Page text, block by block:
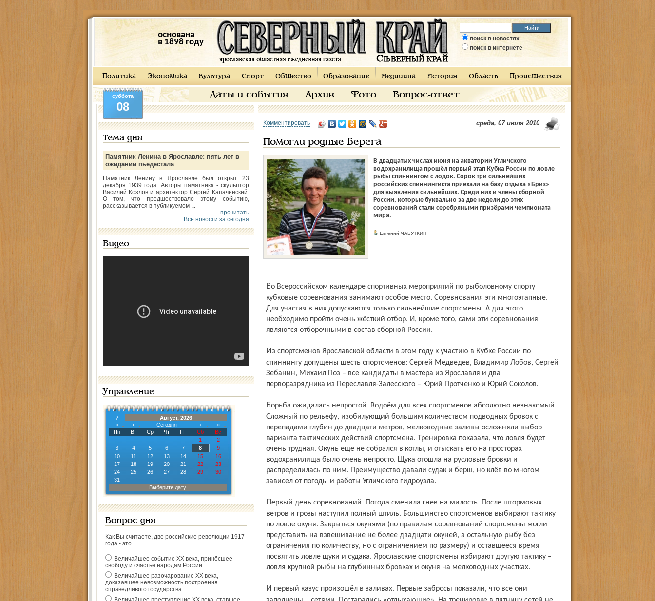
основана
в 1898 году
поиск в новостях
поиск в интернете
Политика Экономика Культура Спорт Общество Образование Медицина История Область Происшествия
Даты и события Архив Фото Вопрос-ответ
суббота
08
Тема дня
Памятник Ленина в Ярославле: пять лет в
ожидании пьедестала
Памятник Ленину в Ярославле был открыт 23
декабря 1939 года. Авторы памятника - скульптор
Василий Козлов и архитектор Сергей Капачинский.
О том, что предшествовало этому событию,
рассказывается в публикуемом ...
прочитать
Все новости за сегодня
Видео
Управление
?
Август, 2026
«
‹ Сегодня ›
»
Пн
Вт Ср Чт Пт Сб
Вс
1
2
3
4 5 6 7 8
9
10
11 12 13 14 15
16
17
18 19 20 21 22
23
24
25 26 27 28 29
30
31
Выберите дату
Вопрос дня
Как Вы считаете, две российские революции 1917
года - это
Величайшее событие ХХ века, принёсшее
свободу и счастье народам России
Величайшее разочарование ХХ века,
доказавшее невозможность построения
справедливого государства
Величайшее преступление ХХ века, ставшее
Комментировать среда, 07 июля 2010
Помогли родные берега
В двадцатых числах июня на акватории Угличского
водохранилища прошёл первый этап Кубка России по ловле
рыбы спиннингом с лодок. Сорок три сильнейших
российских спиннингиста приехали на базу отдыха «Бриз»
для выявления сильнейших. Среди них и члены сборной
России, которые буквально за две недели до этих
соревнований стали серебряными призёрами чемпионата
мира.
Евгений ЧАБУТКИН
Во Всероссийском календаре спортивных мероприятий по рыболовному спорту
кубковые соревнования занимают особое место. Соревнования эти многоэтапные.
Для участия в них допускаются только сильнейшие спортсмены. А для этого
необходимо пройти очень жёсткий отбор. И, кроме того, сами эти соревнования
являются отборочными в состав сборной России.
Из спортсменов Ярослав­ской области в этом году к участию в Кубке России по
спиннингу допущены шесть спортсменов: Сергей Медведев, Владимир Лобов, Сергей
Зебанин, Михаил Поз – все кандидаты в мастера из Ярославля и два
перворазрядника из Переславля-Залесского – Юрий Протченко и Юрий Соколов.
Борьба ожидалась непростой. Водоём для всех спортсменов абсолютно незнакомый.
Сложный по рельефу, изобилующий большим количеством подводных бровок с
перепадами глубин до двадцати метров, мелководные заливы осложняли выбор
варианта тактических действий спортсмена. Тренировка показала, что ловля будет
очень трудная. Окунь ещё не собрался в котлы, и отыскать его на просторах
водохранилища было очень непросто. Щука отошла на русловые бровки и
распределилась по ним. Преимущество давали судак и берш, но клёв во многом
зависел от погоды и работы Угличского гидроузла.
Первый день соревнований. Погода сменила гнев на милость. После штормовых
ветров и грозы наступил полный штиль. Большинство спортсменов выбирают тактику
по ловле окуня. Закрыться окунями (по правилам соревнований спортсмены могли
представить на взвешивание не более двадцати окуней, а остальную рыбу без
ограничения по количеству, но с ограничением по размеру) и оставшееся время
посвятить ловле щуки и судака. Ярославские спортсмены избирают другую тактику –
ловля крупной рыбы на глубинных бровках и окуня на мелководных участках.
И первый казус произошёл в заливах. Первые забросы показали, что все они